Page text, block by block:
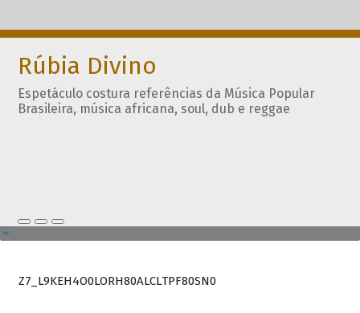
Rúbia Divino
Espetáculo costura referências da Música Popular
Brasileira, música africana, soul, dub e reggae
Z7_L9KEH4O0LORH80ALCLTPF80SN0